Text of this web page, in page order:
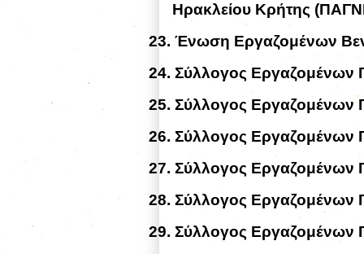
Ηρακλείου Κρήτης
23. Ένωση Εργαζομένων
24. Σύλλογος Εργαζομένων
25. Σύλλογος Εργαζομένων
26. Σύλλογος Εργαζομένων
27. Σύλλογος Εργαζομένων
28. Σύλλογος Εργαζομένων
29. Σύλλογος Εργαζομένων